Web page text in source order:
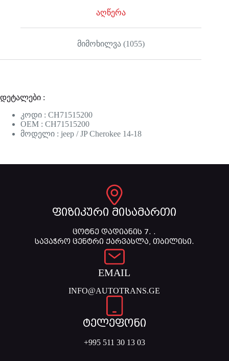
აღწერა
მიმოხილვა (1055)
დეტალები :
კოდი : CH71515200
OEM : CH71515200
მოდელი : jeep / JP Cherokee 14-18
ფიზიკური მისამართი
ცოტნე დადიანის 7. .
სავაჭრო ცენტრი ქარვასლა, თბილისი.
EMAIL
INFO@AUTOTRANS.GE
ტელეფონი
+995 511 30 13 03